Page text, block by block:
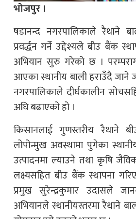
भोजपुर ।
षडानन्द नगरपालिकाले रैथाने
प्रवर्द्धन गर्ने उद्देश्यले बीउ बैंक
अभियान सुरु गरेको छ ।
आएका स्थानीय बाली हराउँदै
नगरपालिकाले दीर्घकालीन
अघि बढाएको हो ।
किसानलाई गुणस्तरीय रैथाने
लोपोन्मुख अवस्थामा पुगेका
उत्पादनमा ल्याउने तथा कृषि
लक्ष्यसहित बीउ बैंक स्थापना
प्रमुख सुरेन्द्रकुमार उदासले
अभियानले स्थानीयस्तरमा रैथाने